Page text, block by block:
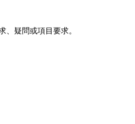
、疑問或項目要求。